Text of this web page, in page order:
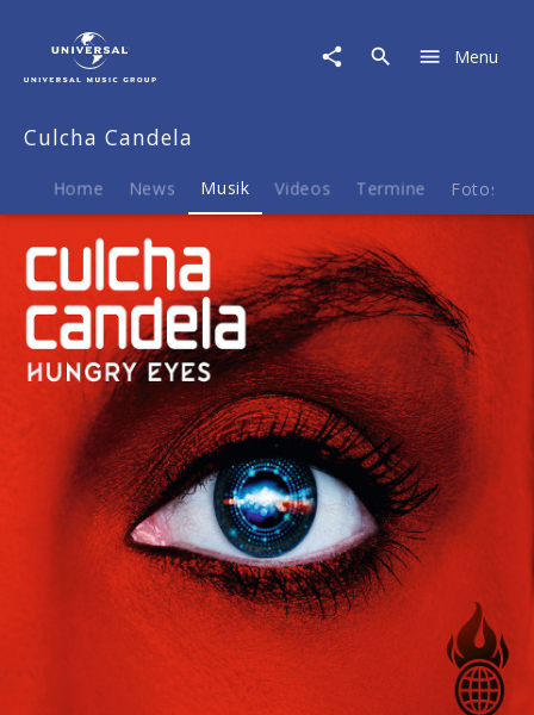
Musik
Hungry
Menu
Culcha Candela
Home News Musik Videos Termine Fotos